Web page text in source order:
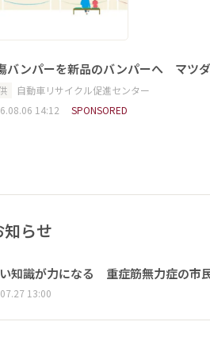
バンパーを新品のバンパーへ マツダ
自動車リサイクル促進センター
14:12
SPONSORED
らせ
知識が力になる 重症筋無力症の市
13:00